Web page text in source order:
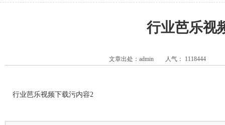
行业芭乐视
文章出处：admin 人气： 1118444
行业芭乐视频下载污内容2